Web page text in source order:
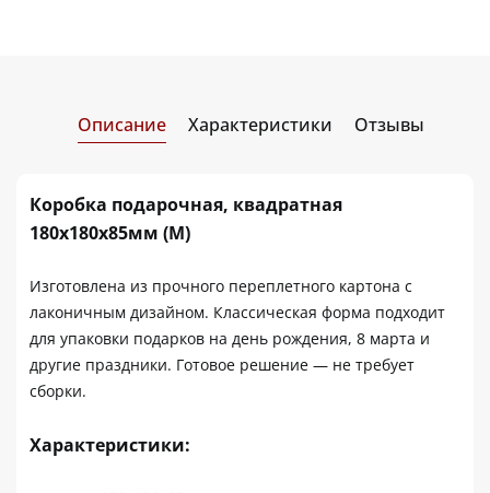
Описание Характеристики Отзывы
Коробка подарочная, квадратная
180х180х85мм (M)
Изготовлена из прочного переплетного картона с
лаконичным дизайном. Классическая форма подходит
для упаковки подарков на день рождения, 8 марта и
другие праздники. Готовое решение — не требует
сборки.
Характеристики: